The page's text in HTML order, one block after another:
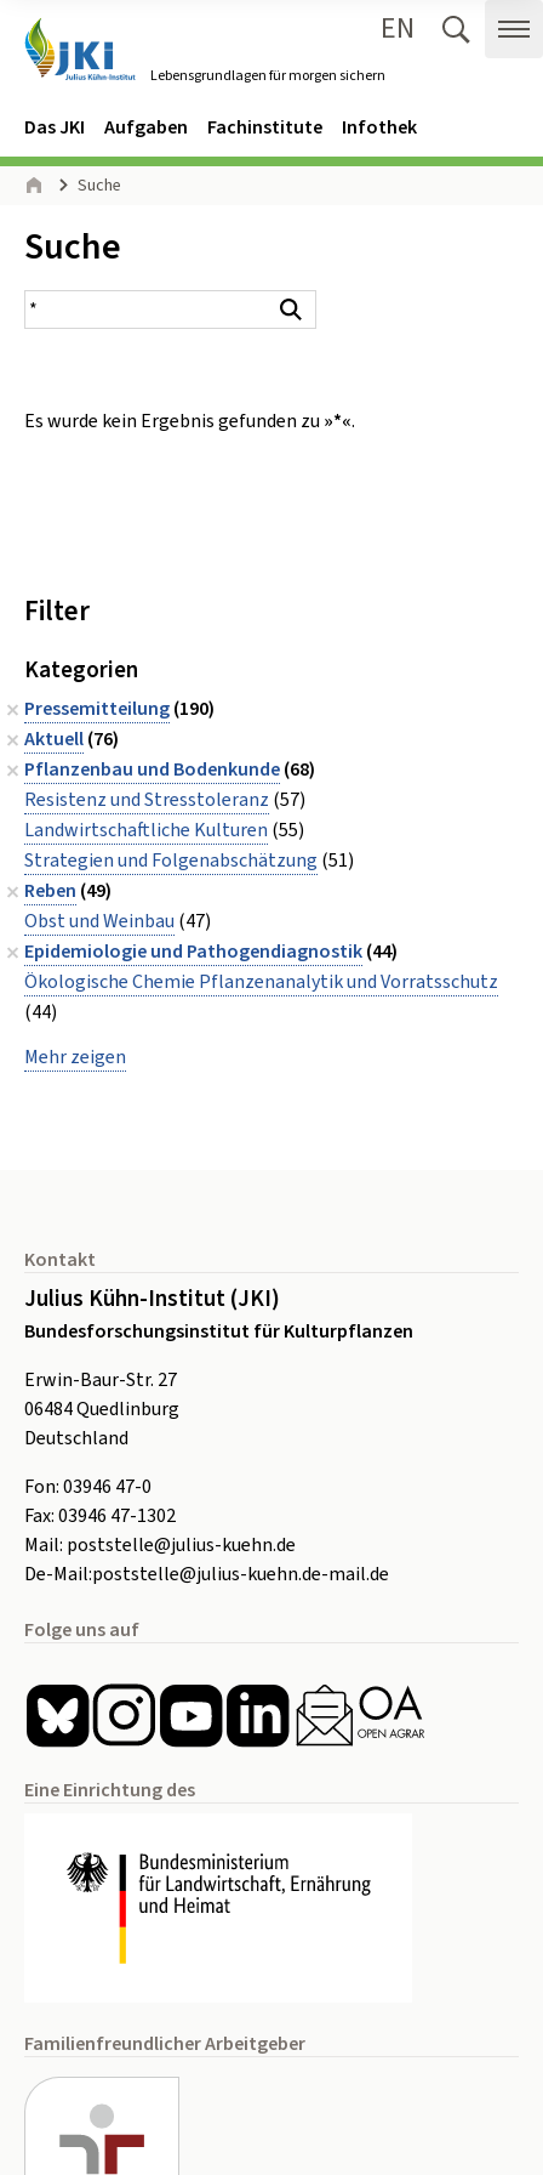
Lebensgrundlagen für morgen sichern
EN
Navigation
Hauptmenü
Das JKI Aufgaben Fachinstitute Infothek
Seitenpfad
Suche
Inhalt:
Suche
Suchergebnis
Es wurde kein Ergebnis gefunden zu »*«.
Filter
Kategorien
Pressemitteilung(190)
Aktuell(76)
Pflanzenbau und Bodenkunde(68)
Resistenz und Stresstoleranz (57)
Landwirtschaftliche Kulturen (55)
Strategien und Folgenabschätzung (51)
Reben (49)
Obst und Weinbau (47)
Epidemiologie und Pathogendiagnostik(44)
Ökologische Chemie Pflanzenanalytik und Vorratsschutz
(44)
Mehr zeigen
Kontakt
Julius Kühn-Institut (JKI)
Bundesforschungsinstitut für Kulturpflanzen
Erwin-Baur-Str. 27
06484Quedlinburg
Deutschland
Fon:03946 47-0
Fax:03946 47-1302
Mail: poststelle@julius-kuehn.de
De-Mail:poststelle@julius-kuehn.de-mail.de
Folge uns auf
Eine Einrichtung des
Familienfreundlicher Arbeitgeber